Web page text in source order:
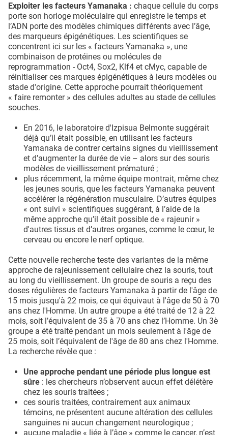
Exploiter les facteurs Yamanaka : chaque cellule du corps
porte son horloge moléculaire qui enregistre le temps et
l’ADN porte des modèles chimiques différents avec l’âge,
des marqueurs épigénétiques. Les scientifiques se
concentrent ici sur les « facteurs Yamanaka », une
combinaison de protéines ou molécules de
reprogrammation - Oct4, Sox2, Klf4 et cMyc, capable de
réinitialiser ces marques épigénétiques à leurs modèles ou
stade d'origine. Cette approche pourrait théoriquement
« faire remonter » des cellules adultes au stade de cellules
souches.
En 2016, le laboratoire d'Izpisua Belmonte suggérait
déjà qu’il était possible, en utilisant les facteurs
Yamanaka de contrer certains signes du vieillissement
et d’augmenter la durée de vie – alors sur des souris
modèles de vieillissement prématuré ;
plus récemment, la même équipe montrait, même chez
les jeunes souris, que les facteurs Yamanaka peuvent
accélérer la régénération musculaire. D’autres équipes
« ont suivi » scientifiques suggérant, à l’aide de la
même approche qu’il était possible de « rajeunir »
d'autres tissus et d’autres organes, comme le cœur, le
cerveau ou encore le nerf optique.
Cette nouvelle recherche teste des variantes de la même
approche de rajeunissement cellulaire chez la souris, tout
au long du vieillissement. Un groupe de souris a reçu des
doses régulières de facteurs Yamanaka à partir de l'âge de
15 mois jusqu'à 22 mois, ce qui équivaut à l'âge de 50 à 70
ans chez l'Homme. Un autre groupe a été traité de 12 à 22
mois, soit l’équivalent de 35 à 70 ans chez l’Homme. Un 3è
groupe a été traité pendant un mois seulement à l'âge de
25 mois, soit l’équivalent de l'âge de 80 ans chez l'Homme.
La recherche révèle que :
Une approche pendant une période plus longue est
sûre : les chercheurs n’observent aucun effet délétère
chez les souris traitées ;
ces souris traitées, contrairement aux animaux
témoins, ne présentent aucune altération des cellules
sanguines ni aucun changement neurologique ;
aucune maladie « liée à l’âge » comme le cancer, n’est